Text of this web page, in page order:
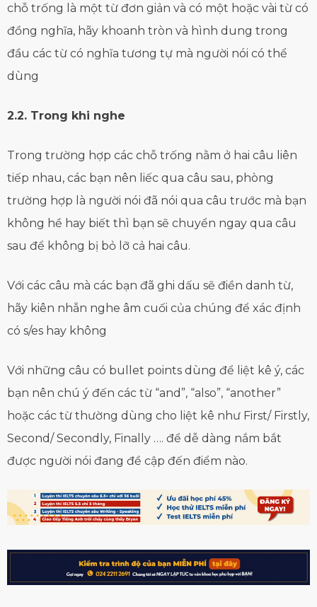
chỗ trống là một từ đơn giản và có một hoặc vài từ có
đồng nghĩa, hãy khoanh tròn và hình dung trong
đầu các từ có nghĩa tương tự mà người nói có thể
dùng
2.2. Trong khi nghe
Trong trường hợp các chỗ trống nằm ở hai câu liên
tiếp nhau, các bạn nên liếc qua câu sau, phòng
trường hợp là người nói đã nói qua câu trước mà bạn
không hề hay biết thì bạn sẽ chuyển ngay qua câu
sau để không bị bỏ lỡ cả hai câu.
Với các câu mà các bạn đã ghi dấu sẽ điền danh từ,
hãy kiên nhẫn nghe âm cuối của chúng để xác định
có s/es hay không
Với những câu có bullet points dùng để liệt kê ý, các
bạn nên chú ý đến các từ “and”, “also”, “another”
hoặc các từ thường dùng cho liệt kê như First/ Firstly,
Second/ Secondly, Finally …. để dễ dàng nắm bắt
được người nói đang đề cập đến điểm nào.